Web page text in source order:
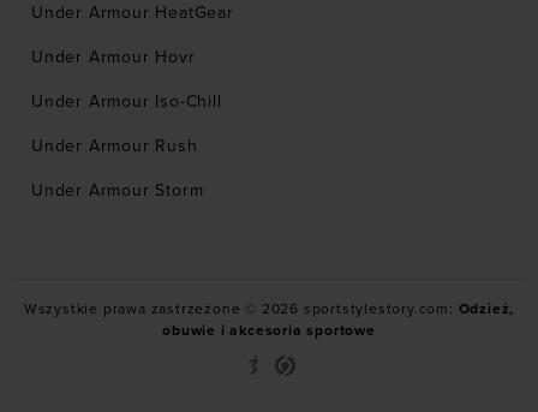
Under Armour HeatGear
Under Armour Hovr
Under Armour Iso-Chill
Under Armour Rush
Under Armour Storm
Wszystkie prawa zastrzeżone © 2026 sportstylestory.com: Odzież,
obuwie i akcesoria sportowe